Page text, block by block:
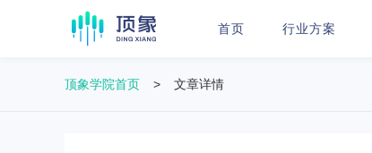
首页 行业方案
顶象学院首页 > 文章详情